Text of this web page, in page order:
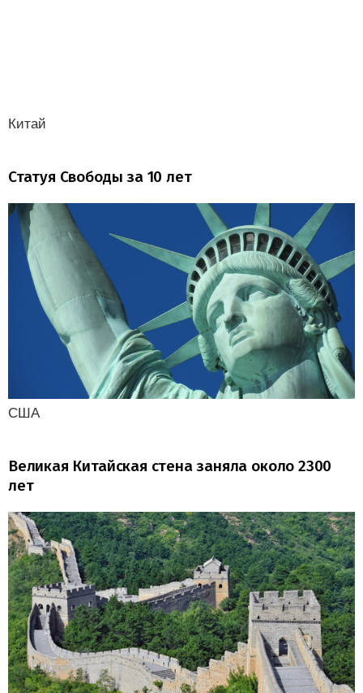
Китай
Статуя Свободы за 10 лет
США
Великая Китайская стена заняла около 2300
лет